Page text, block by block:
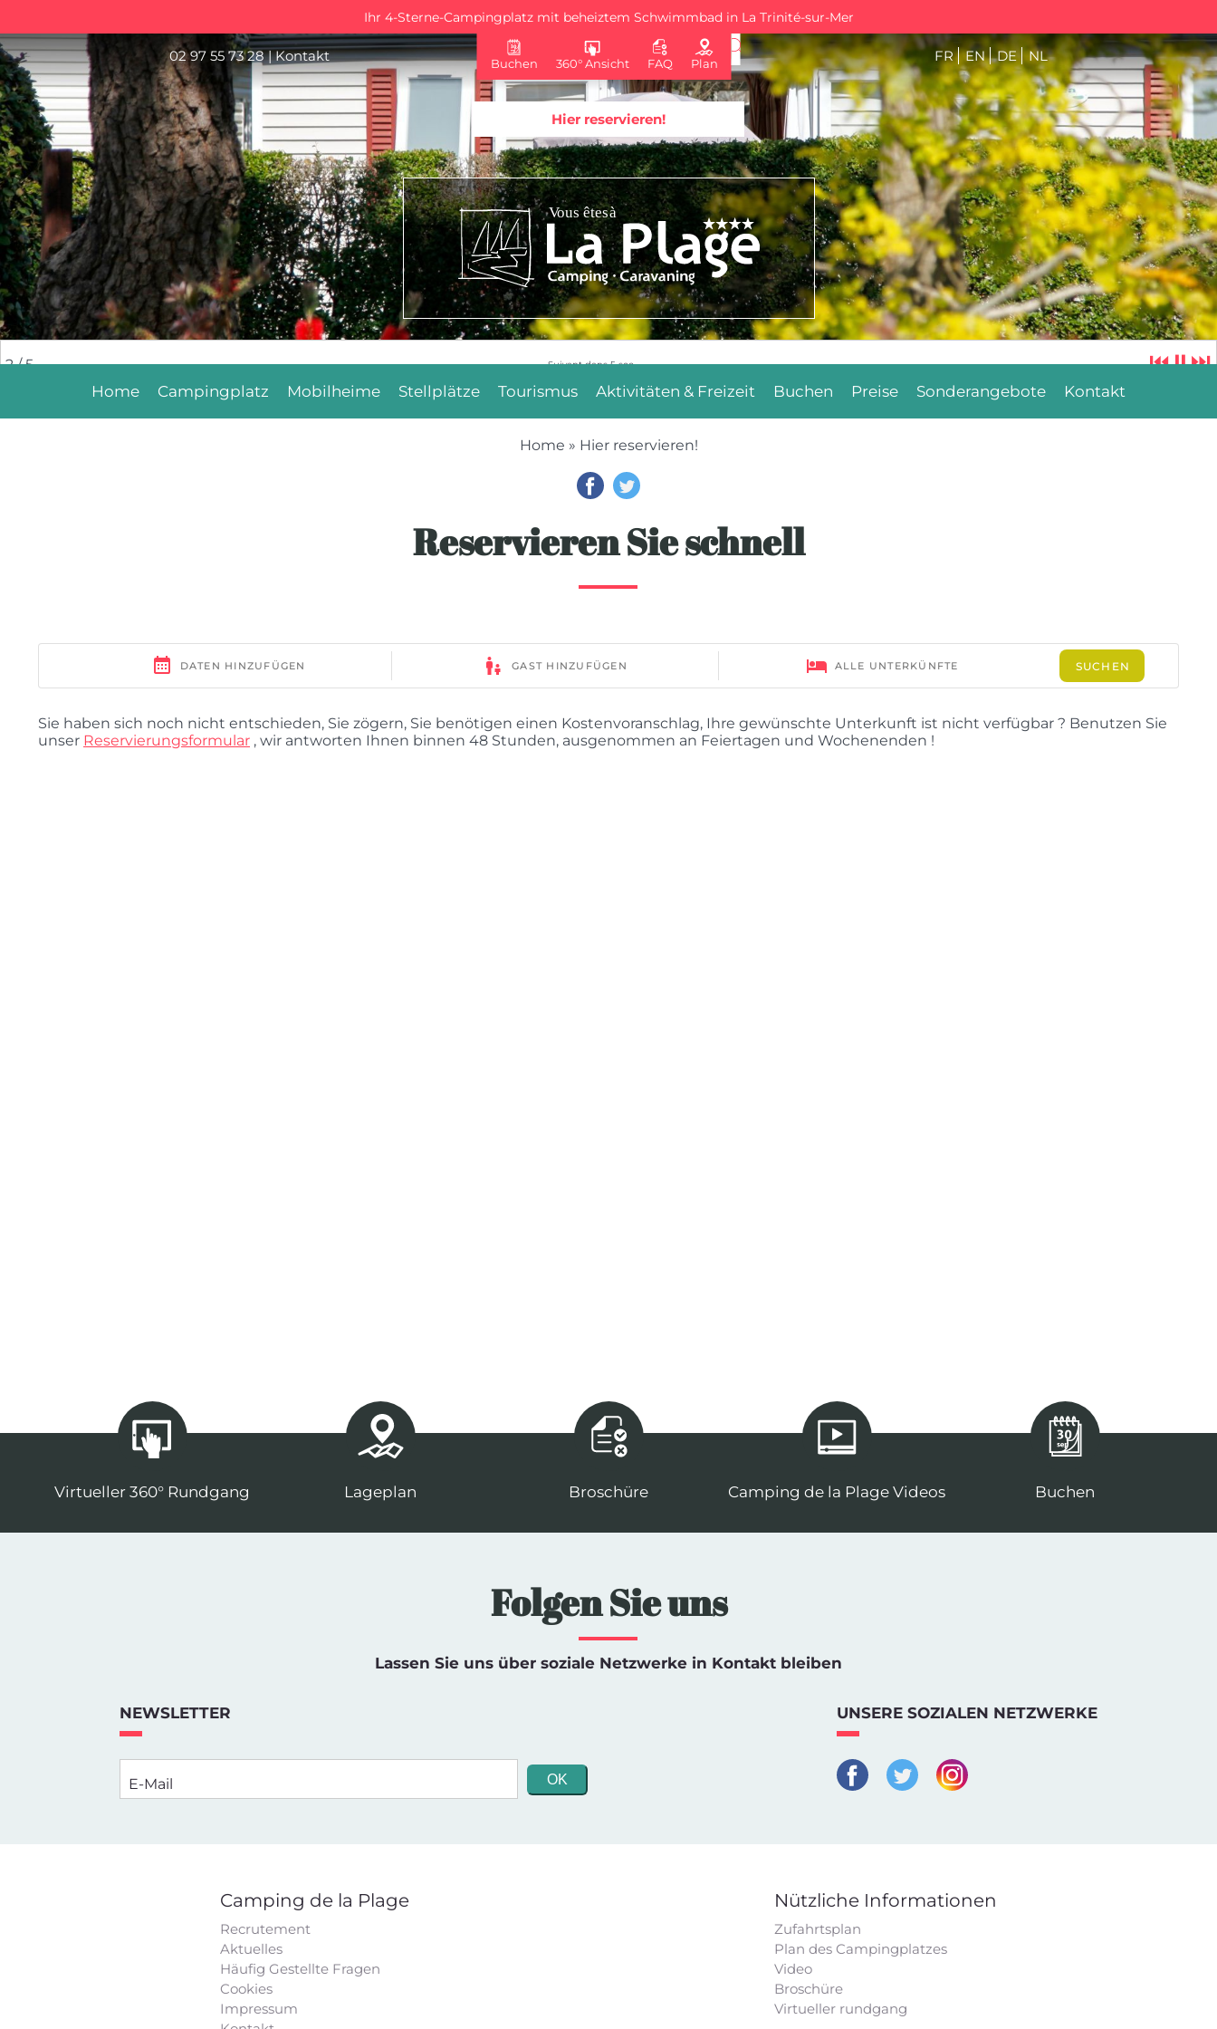
Ihr 4-Sterne-Campingplatz mit beheiztem Schwimmbad in La Trinité-sur-Mer
02 97 55 73 28|Kontakt FR EN DE NL
Buchen 360° Ansicht FAQ Plan
Hier reservieren!
2/ 5 Suivant dans4sec. ⏮⏸⏭
Home Campingplatz Mobilheime Stellplätze Tourismus Aktivitäten & Freizeit Buchen Preise Sonderangebote Kontakt
Home » Hier reservieren!
Reservieren Sie schnell
Sie haben sich noch nicht entschieden, Sie zögern, Sie benötigen einen Kostenvoranschlag, Ihre gewünschte Unterkunft ist nicht verfügbar ? Benutzen Sie
unser Reservierungsformular , wir antworten Ihnen binnen 48 Stunden, ausgenommen an Feiertagen und Wochenenden !
Virtueller 360° Rundgang Lageplan Broschüre Camping de la Plage Videos Buchen
Folgen Sie uns
Lassen Sie uns über soziale Netzwerke in Kontakt bleiben
NEWSLETTER
E-Mail
UNSERE SOZIALEN NETZWERKE
Camping de la Plage
Recrutement
Aktuelles
Häufig Gestellte Fragen
Cookies
Impressum
Nützliche Informationen
Zufahrtsplan
Plan des Campingplatzes
Video
Broschüre
Virtueller rundgang